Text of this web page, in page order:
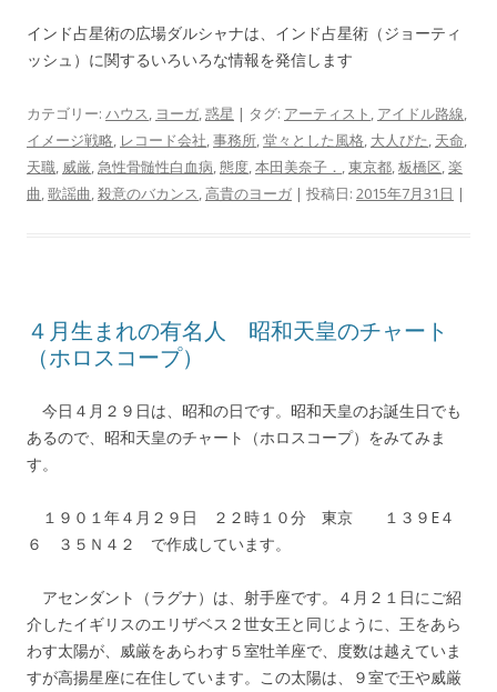
インド占星術の広場ダルシャナは、インド占星術（ジョーティ
ッシュ）に関するいろいろな情報を発信します
カテゴリー: ハウス, ヨーガ,惑星 | タグ: アーティスト , アイドル路線,
イメージ戦略, レコード会社,事務所,堂々とした風格, 大人びた, 天命,
天職, 威厳,急性骨髄性白血病,態度,本田美奈子． ,東京都,板橋区,楽
曲,歌謡曲,殺意のバカンス,高貴のヨーガ | 投稿日: 2015年7月31日 |
４月生まれの有名人 昭和天皇のチャート
（ホロスコープ）
今日４月２９日は、昭和の日です。昭和天皇のお誕生日でも
あるので、昭和天皇のチャート（ホロスコープ）をみてみま
す。
１９０１年４月２９日 ２２時１０分 東京 １３９E４
６ ３５Ｎ４２ で作成しています。
アセンダント（ラグナ）は、射手座です。４月２１日にご紹
介したイギリスのエリザベス２世女王と同じように、王をあら
わす太陽が、威厳をあらわす５室牡羊座で、度数は越えていま
すが高揚星座に在住しています。この太陽は、９室で王や威厳